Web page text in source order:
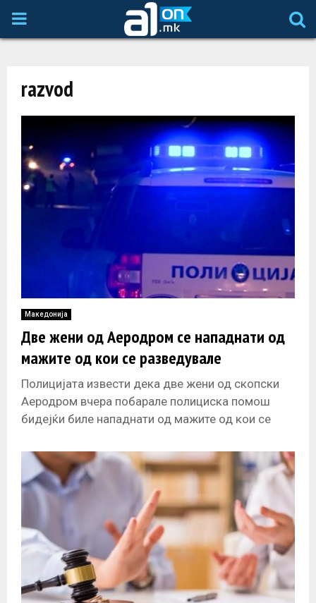
P
E
N
U
razvod
Македонија
Две жени од Аеродром се нападнати од
мажите од кои се разведувале
Полицијата извести дека две жени од скопски
Аеродром вчера побарале полициска помош
бидејќи биле нападнати од мажите од кои се